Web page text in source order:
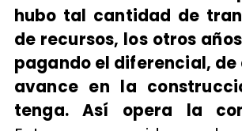
hubo tal cantidad de
de recursos, los otros
pagando el diferencial, de
avance en la
tenga. Así opera la